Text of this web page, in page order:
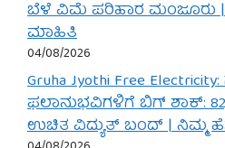
ಬೆಳೆ ವಿಮೆ ಪರಿಹಾರ ಮಂಜೂರು
ಮಾಹಿತಿ
04/08/2026
Gruha Jyothi Free
ಫಲಾನುಭವಿಗಳಿಗೆ ಬಿಗ್ ಶಾಕ್:
ಉಚಿತ ವಿದ್ಯುತ್ ಬಂದ್ | ನಿಮ್ಮ